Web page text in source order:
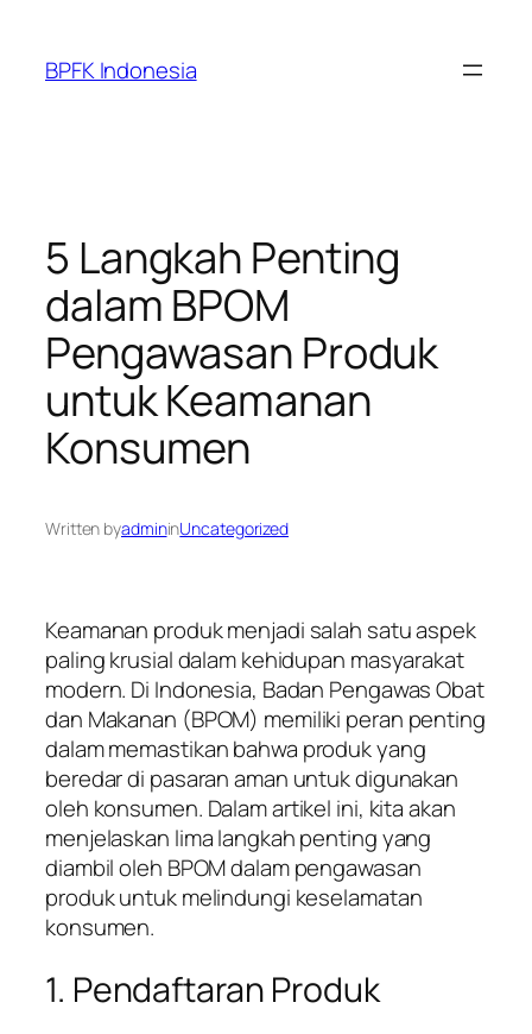
content
BPFK Indonesia
5 Langkah Penting
dalam BPOM
Pengawasan Produk
untuk Keamanan
Konsumen
Written byadmininUncategorized
Keamanan produk menjadi salah satu aspek
paling krusial dalam kehidupan masyarakat
modern. Di Indonesia, Badan Pengawas Obat
dan Makanan (BPOM) memiliki peran penting
dalam memastikan bahwa produk yang
beredar di pasaran aman untuk digunakan
oleh konsumen. Dalam artikel ini, kita akan
menjelaskan lima langkah penting yang
diambil oleh BPOM dalam pengawasan
produk untuk melindungi keselamatan
konsumen.
1. Pendaftaran Produk